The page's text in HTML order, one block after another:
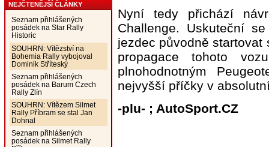
NEJČTENĚJŠÍ ČLÁNKY
Seznam přihlášených
posádek na Star Rally
Historic
SOUHRN: Vítězství na
Bohemia Rally vybojoval
Dominik Stříteský
Seznam přihlášených
posádek na Barum Czech
Rally Zlín
SOUHRN: Vítězem Silmet
Rally Příbram se stal Jan
Dohnal
Seznam přihlášených
posádek na Silmet Rally
Nyní tedy přichází
Challenge. Uskuteční
jezdec původně startovat
propagace tohoto
plnohodnotným
nejvyšší příčky v
-plu- ; AutoSport.CZ